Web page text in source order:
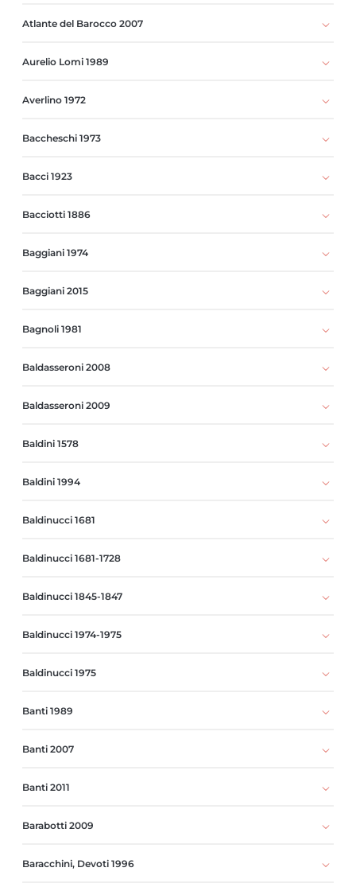
Atlante del Barocco 2007
Aurelio Lomi 1989
Averlino 1972
Baccheschi 1973
Bacci 1923
Bacciotti 1886
Baggiani 1974
Baggiani 2015
Bagnoli 1981
Baldasseroni 2008
Baldasseroni 2009
Baldini 1578
Baldini 1994
Baldinucci 1681
Baldinucci 1681-1728
Baldinucci 1845-1847
Baldinucci 1974-1975
Baldinucci 1975
Banti 1989
Banti 2007
Banti 2011
Barabotti 2009
Baracchini, Devoti 1996